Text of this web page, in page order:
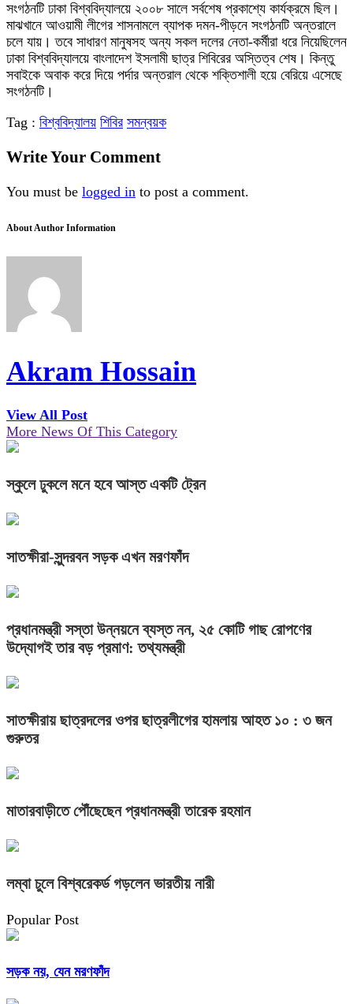
সংগঠনটি ঢাকা বিশ্ববিদ্যালয়ে ২০০৮ সালে সর্বশেষ প্রকাশ্যে কার্যক্রমে ছিল।
মাঝখানে আওয়ামী লীগের শাসনামলে ব্যাপক দমন-পীড়নে সংগঠনটি অন্তরালে
চলে যায়। তবে সাধারণ মানুষসহ অন্য সকল দলের নেতা-কর্মীরা ধরে নিয়েছিলেন
ঢাকা বিশ্ববিদ্যালয়ে বাংলাদেশ ইসলামী ছাত্র শিবিরের অস্তিত্ব শেষ। কিন্তু
সবাইকে অবাক করে দিয়ে পর্দার অন্তরাল থেকে শক্তিশালী হয়ে বেরিয়ে এসেছে
সংগঠনটি।
Tag : বিশ্ববিদ্যালয় শিবির সমন্বয়ক
Write Your Comment
You must be logged in to post a comment.
About Author Information
Akram Hossain
View All Post
More News Of This Category
স্কুলে ঢুকলে মনে হবে আস্ত একটি ট্রেন
সাতক্ষীরা-সুন্দরবন সড়ক এখন মরণফাঁদ
প্রধানমন্ত্রী সস্তা উন্নয়নে ব্যস্ত নন, ২৫ কোটি গাছ রোপণের
উদ্যোগই তার বড় প্রমাণ: তথ্যমন্ত্রী
সাতক্ষীরায় ছাত্রদলের ওপর ছাত্রলীগের হামলায় আহত ১০ : ৩ জন
গুরুতর
মাতারবাড়ীতে পৌঁছেছেন প্রধানমন্ত্রী তারেক রহমান
লম্বা চুলে বিশ্বরেকর্ড গড়লেন ভারতীয় নারী
Popular Post
সড়ক নয়, যেন মরণফাঁদ